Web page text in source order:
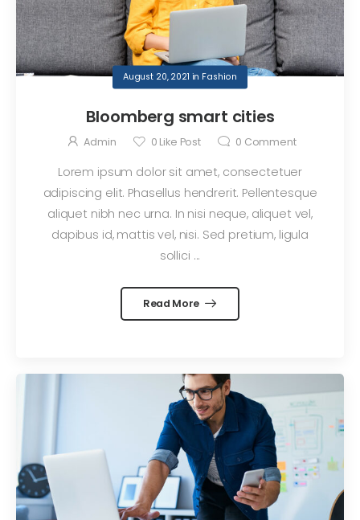
August 20, 2021 in Fashion
Bloomberg smart cities
Admin 0 Like Post 0 Comment
Lorem ipsum dolor sit amet, consectetuer
adipiscing elit. Phasellus hendrerit. Pellentesque
aliquet nibh nec urna. In nisi neque, aliquet vel,
dapibus id, mattis vel, nisi. Sed pretium, ligula
sollici ...
Read More